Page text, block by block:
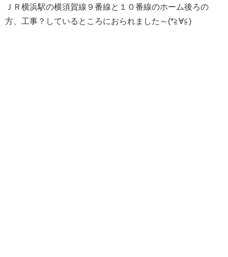
ＪＲ横浜駅の横須賀線９番線と１０番線のホーム後ろの
方、工事？しているところにおられました～(*≧∀≦)